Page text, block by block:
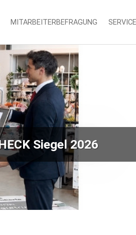
MITARBEITERBEFRAGUNG